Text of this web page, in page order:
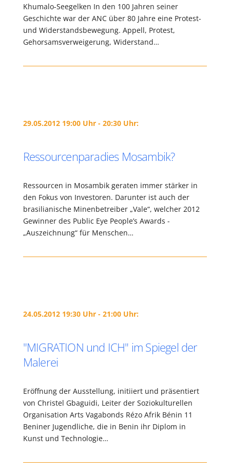
Khumalo-Seegelken In den 100 Jahren seiner
Geschichte war der ANC über 80 Jahre eine Protest-
und Widerstandsbewegung. Appell, Protest,
Gehorsamsverweigerung, Widerstand…
29.05.2012 19:00 Uhr - 20:30 Uhr:
Ressourcenparadies Mosambik?
Ressourcen in Mosambik geraten immer stärker in
den Fokus von Investoren. Darunter ist auch der
brasilianische Minenbetreiber „Vale“, welcher 2012
Gewinner des Public Eye People’s Awards -
„Auszeichnung“ für Menschen…
24.05.2012 19:30 Uhr - 21:00 Uhr:
"MIGRATION und ICH" im Spiegel der
Malerei
Eröffnung der Ausstellung, initiiert und präsentiert
von Christel Gbaguidi, Leiter der Soziokulturellen
Organisation Arts Vagabonds Rézo Afrik Bénin 11
Beniner Jugendliche, die in Benin ihr Diplom in
Kunst und Technologie…